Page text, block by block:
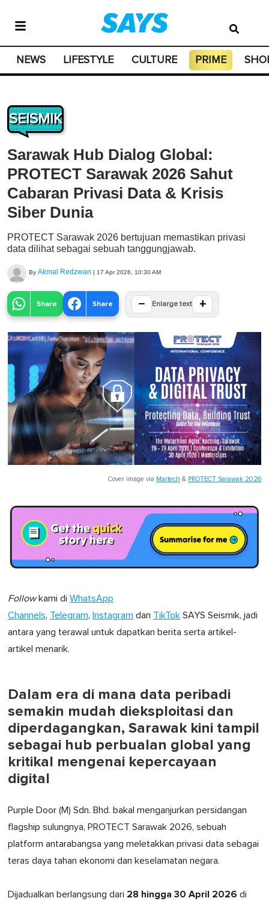
NEWS LIFESTYLE CULTURE PRIME
SEISMIK
Sarawak Hub Dialog Global:
PROTECT Sarawak 2026 Sahut
Cabaran Privasi Data & Krisis
Siber Dunia
PROTECT Sarawak 2026 bertujuan memastikan privasi
data dilihat sebagai sebuah tanggungjawab.
By Akmal Redzwan | 17 Apr 2026, 10:30 AM
Share Share − Enlarge text +
Cover image via Martech & PROTECT Sarawak 2026
Followkami di WhatsApp
Channels, Telegram, Instagram dan TikTok SAYS Seismik, jadi
antara yang terawal untuk dapatkan berita serta artikel-
artikel menarik.
Dalam era di mana data peribadi
semakin mudah dieksploitasi dan
diperdagangkan, Sarawak kini tampil
sebagai hub perbualan global yang
kritikal mengenai kepercayaan
digital
Purple Door (M) Sdn. Bhd. bakal menganjurkan persidangan
flagship sulungnya, PROTECT Sarawak 2026, sebuah
platform antarabangsa yang meletakkan privasi data sebagai
teras daya tahan ekonomi dan keselamatan negara.
Dijadualkan berlangsung dari 28 hingga 30 April 2026 di